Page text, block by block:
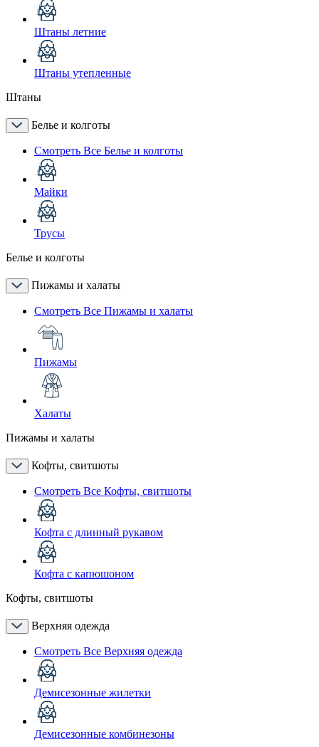
Штаны летние
Штаны утепленные
Штаны
Белье и колготы
Смотреть Все Белье и колготы
Майки
Трусы
Белье и колготы
Пижамы и халаты
Смотреть Все Пижамы и халаты
Пижамы
Халаты
Пижамы и халаты
Кофты, свитшоты
Смотреть Все Кофты, свитшоты
Кофта с длинный рукавом
Кофта с капюшоном
Кофты, свитшоты
Верхняя одежда
Смотреть Все Верхняя одежда
Демисезонные жилетки
Демисезонные комбинезоны